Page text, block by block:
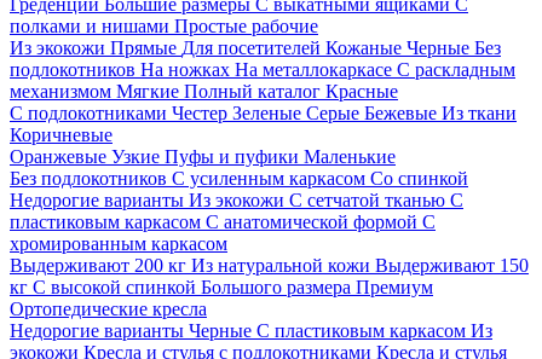
Греденции Большие размеры С выкатными ящиками С
полками и нишами Простые рабочие
Из экокожи Прямые Для посетителей Кожаные Черные Без
подлокотников На ножках На металлокаркасе С раскладным
механизмом Мягкие Полный каталог Красные
С подлокотниками Честер Зеленые Серые Бежевые Из ткани
Коричневые
Оранжевые Узкие Пуфы и пуфики Маленькие
Без подлокотников С усиленным каркасом Со спинкой
Недорогие варианты Из экокожи С сетчатой тканью С
пластиковым каркасом С анатомической формой С
хромированным каркасом
Выдерживают 200 кг Из натуральной кожи Выдерживают 150
кг С высокой спинкой Большого размера Премиум
Ортопедические кресла
Недорогие варианты Черные С пластиковым каркасом Из
экокожи Кресла и стулья с подлокотниками Кресла и стулья